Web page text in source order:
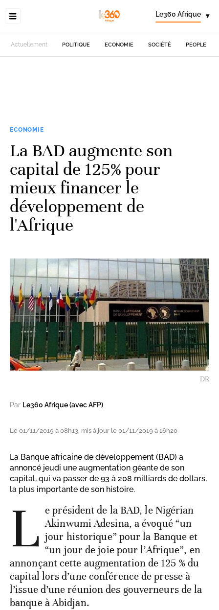
Le360 Afrique ▾
Actuellement POLITIQUE ECONOMIE SOCIÉTÉ PEOPLE
ECONOMIE
La BAD augmente son
capital de 125% pour
mieux financer le
développement de
l'Afrique
DR
Par Le360 Afrique (avec AFP)
Le 01/11/2019 à 08h13, mis à jour le 01/11/2019 à 16h20
La Banque africaine de développement (BAD) a
annoncé jeudi une augmentation géante de son
capital, qui va passer de 93 à 208 milliards de dollars,
la plus importante de son histoire.
L e président de la BAD, le Nigérian
Akinwumi Adesina, a évoqué “un
jour historique” pour la Banque et
“un jour de joie pour l’Afrique”, en
annonçant cette augmentation de 125 % du
capital lors d’une conférence de presse à
l’issue d’une réunion des gouverneurs de la
banque à Abidjan.